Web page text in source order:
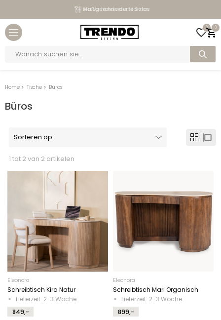
Niederländische Marken
Maßgeschneiderte Sofas
0 0
search
Home > Tische > Büros
Büros
1 tot 2 van 2 artikelen
Eleonora
Schreibtisch Kira Natur
Lieferzeit: 2-3 Woche
849,-
Eleonora
Schreibtisch Mari Organisch
Lieferzeit: 2-3 Woche
899,-